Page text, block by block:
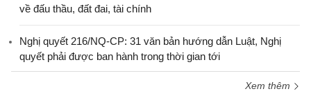
về đấu thầu, đất đai, tài chính
Nghị quyết 216/NQ-CP: 31 văn bản hướng dẫn Luật, Nghị
quyết phải được ban hành trong thời gian tới
Xem thêm